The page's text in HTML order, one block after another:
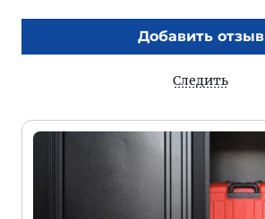
Добавить отзыв
Следить